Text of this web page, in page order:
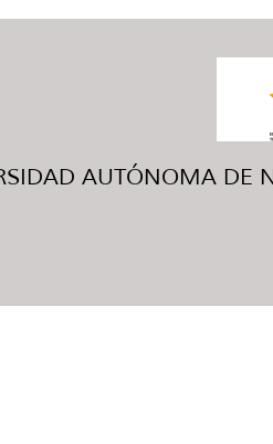
AUTÓNOMA DE